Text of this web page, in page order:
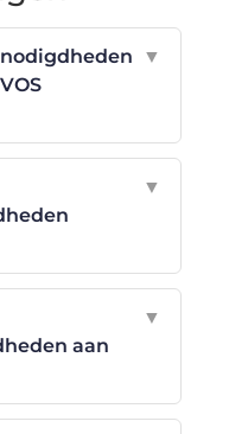
▼
▼
aan
▼